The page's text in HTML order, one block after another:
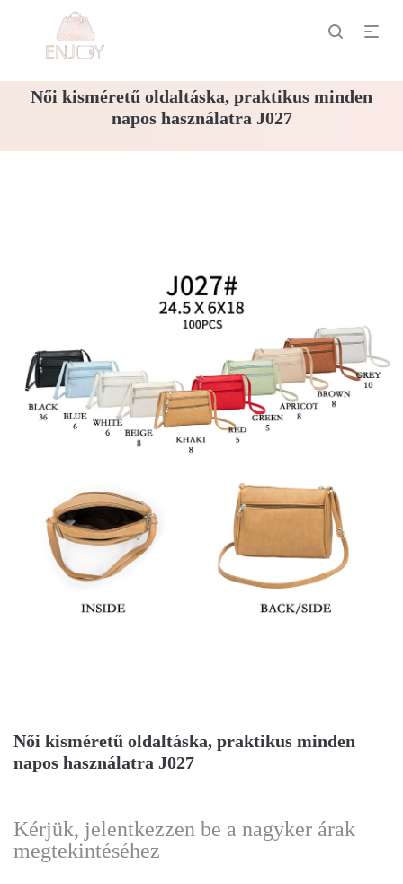
Női kisméretű oldaltáska, praktikus minden
napos használatra J027
Női kisméretű oldaltáska, praktikus minden
napos használatra J027
Kérjük, jelentkezzen be a nagyker árak
megtekintéséhez